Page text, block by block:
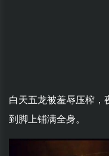
白天五龙被羞辱压榨，
到脚上铺满全身。